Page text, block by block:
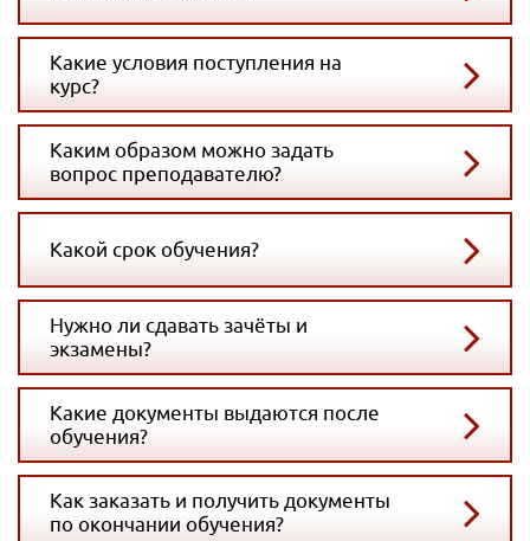
Какие условия поступления на
курс?
Каким образом можно задать
вопрос преподавателю?
Какой срок обучения?
Нужно ли сдавать зачёты и
экзамены?
Какие документы выдаются после
обучения?
Как заказать и получить документы
по окончании обучения?